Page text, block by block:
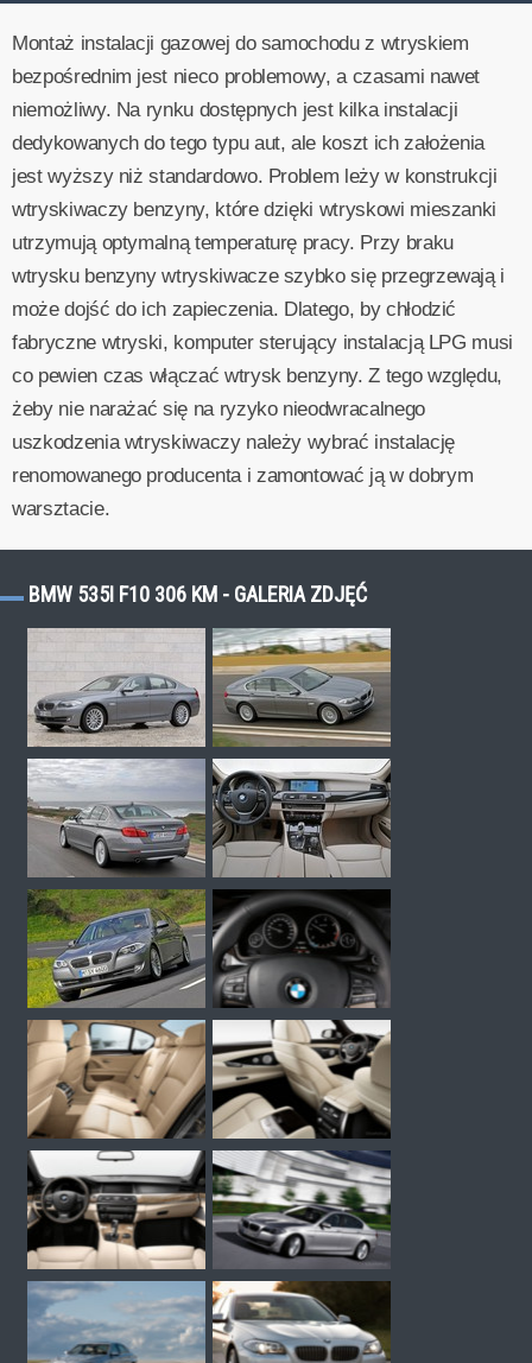
Montaż instalacji gazowej do samochodu z wtryskiem
bezpośrednim jest nieco problemowy, a czasami nawet
niemożliwy. Na rynku dostępnych jest kilka instalacji
dedykowanych do tego typu aut, ale koszt ich założenia
jest wyższy niż standardowo. Problem leży w konstrukcji
wtryskiwaczy benzyny, które dzięki wtryskowi mieszanki
utrzymują optymalną temperaturę pracy. Przy braku
wtrysku benzyny wtryskiwacze szybko się przegrzewają i
może dojść do ich zapieczenia. Dlatego, by chłodzić
fabryczne wtryski, komputer sterujący instalacją LPG musi
co pewien czas włączać wtrysk benzyny. Z tego względu,
żeby nie narażać się na ryzyko nieodwracalnego
uszkodzenia wtryskiwaczy należy wybrać instalację
renomowanego producenta i zamontować ją w dobrym
warsztacie.
BMW 535I F10 306 KM - GALERIA ZDJĘĆ